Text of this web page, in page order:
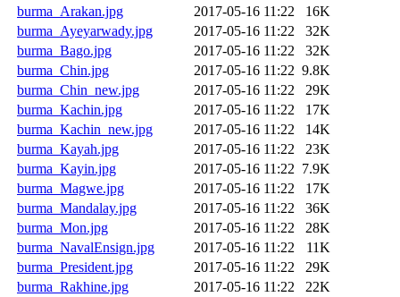
burma_Arakan.jpg
2017-05-16 11:22
16K
burma_Ayeyarwady.jpg
2017-05-16 11:22
32K
burma_Bago.jpg
2017-05-16 11:22
32K
burma_Chin.jpg
2017-05-16 11:22 9.8K
burma_Chin_new.jpg
2017-05-16 11:22
29K
burma_Kachin.jpg
2017-05-16 11:22
17K
burma_Kachin_new.jpg
2017-05-16 11:22
14K
burma_Kayah.jpg
2017-05-16 11:22
23K
burma_Kayin.jpg
2017-05-16 11:22 7.9K
burma_Magwe.jpg
2017-05-16 11:22
17K
burma_Mandalay.jpg
2017-05-16 11:22
36K
burma_Mon.jpg
2017-05-16 11:22
28K
burma_NavalEnsign.jpg
2017-05-16 11:22
11K
burma_President.jpg
2017-05-16 11:22
29K
burma_Rakhine.jpg
2017-05-16 11:22
22K